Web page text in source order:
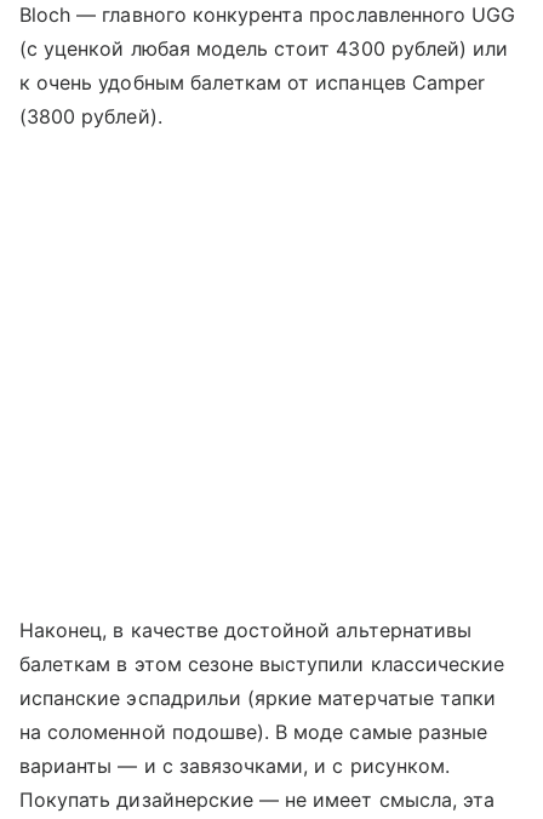
Bloch — главного конкурента прославленного UGG
(с уценкой любая модель стоит 4300 рублей) или
к очень удобным балеткам от испанцев Camper
(3800 рублей).
Наконец, в качестве достойной альтернативы
балеткам в этом сезоне выступили классические
испанские эспадрильи (яркие матерчатые тапки
на соломенной подошве). В моде самые разные
варианты — и с завязочками, и с рисунком.
Покупать дизайнерские — не имеет смысла, эта